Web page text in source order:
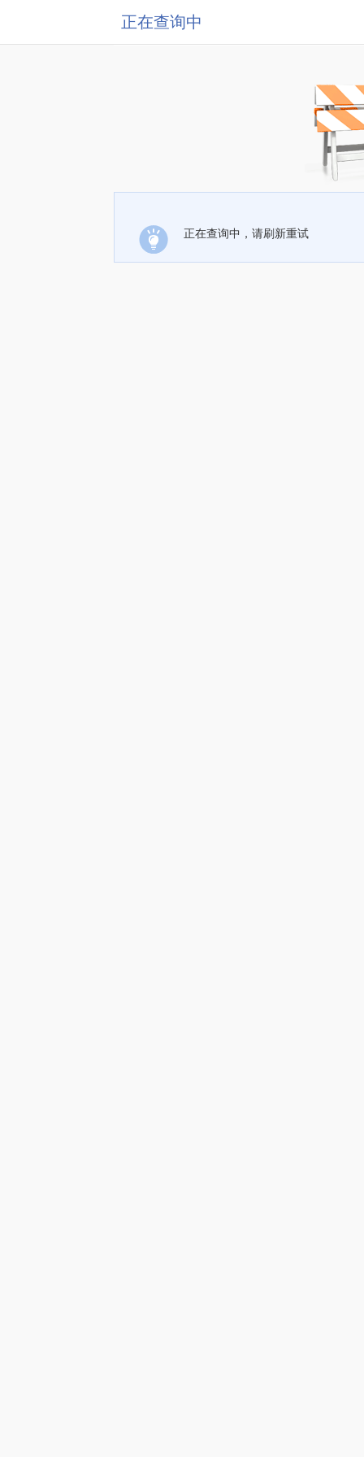
正在查询中
正在查询中，请刷新重试